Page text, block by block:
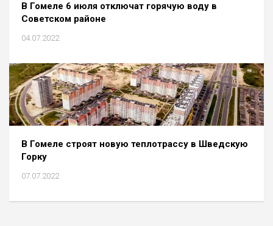
В Гомеле 6 июля отключат горячую воду в
Советском районе
04.07.2022
В Гомеле строят новую теплотрассу в Шведскую
Горку
07.07.2022